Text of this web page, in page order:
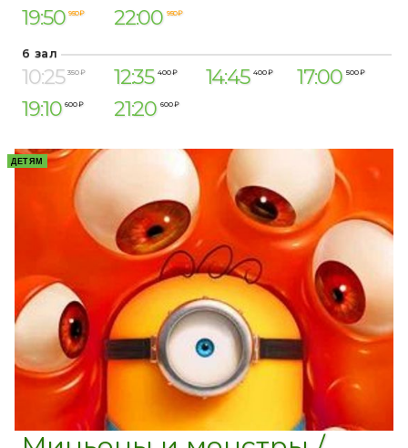
19:50 950 ₽ 22:00 950 ₽
6 зал
10:25 350 ₽ 12:35 400 ₽ 14:45 400 ₽ 17:00 500 ₽
19:10 600 ₽ 21:20 600 ₽
ДЕТЯМ